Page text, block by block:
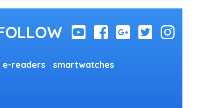
e-readers smartwatches